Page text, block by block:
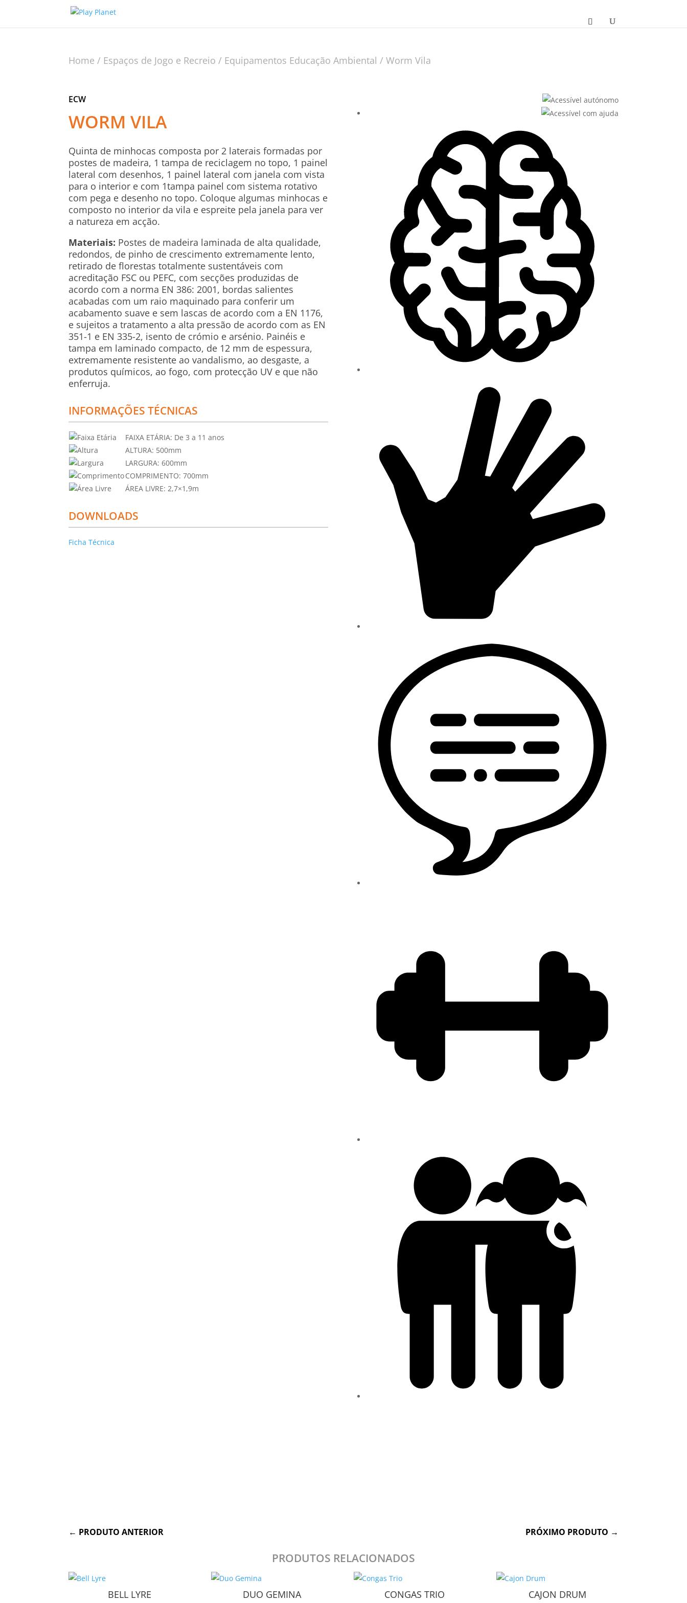
Home / Espaços de Jogo e Recreio / Equipamentos Educação Ambiental / Worm Vila
ECW
WORM VILA
Quinta de minhocas composta por 2 laterais formadas por
postes de madeira, 1 tampa de reciclagem no topo, 1 painel
lateral com desenhos, 1 painel lateral com janela com vista
para o interior e com 1tampa painel com sistema rotativo
com pega e desenho no topo. Coloque algumas minhocas e
composto no interior da vila e espreite pela janela para ver
a natureza em acção.
Materiais: Postes de madeira laminada de alta qualidade,
redondos, de pinho de crescimento extremamente lento,
retirado de florestas totalmente sustentáveis ​​com
acreditação FSC ou PEFC, com secções produzidas de
acordo com a norma EN 386: 2001, bordas salientes
acabadas com um raio maquinado para conferir um
acabamento suave e sem lascas de acordo com a EN 1176,
e sujeitos a tratamento a alta pressão de acordo com as EN
351-1 e EN 335-2, isento de crómio e arsénio. Painéis e
tampa em laminado compacto, de 12 mm de espessura,
extremamente resistente ao vandalismo, ao desgaste, a
produtos químicos, ao fogo, com protecção UV e que não
enferruja.
INFORMAÇÕES TÉCNICAS
FAIXA ETÁRIA: De 3 a 11 anos
ALTURA: 500mm
LARGURA: 600mm
COMPRIMENTO: 700mm
ÁREA LIVRE: 2,7×1,9m
DOWNLOADS
Ficha Técnica
← PRODUTO ANTERIOR PRÓXIMO PRODUTO →
PRODUTOS RELACIONADOS
BELL LYRE DUO GEMINA CONGAS TRIO CAJON DRUM